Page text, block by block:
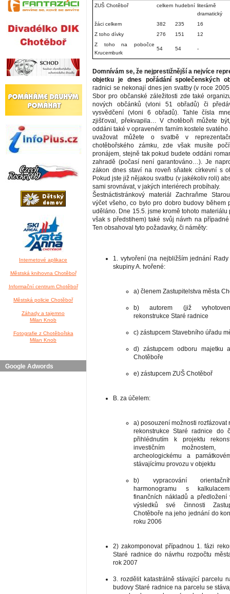
Internetové aplikace
Městská knihovna Chotěboř
Informační centrum Chotěboř
Městská policie Chotěboř
Záhady a tajemno
Milan Knob
Fotografie z Chotěbořska
Milan Knob
Google Adwords
ZUŠ Chotěboř celkem hudební literárně
dramatický
žáci celkem
382 235
16
Z toho dívky
276 151
12
Z toho na pobočce
Krucemburk
54 54 -
Domnívám se, že nejprestižnější a nejvíce
objetku je dnes pořádání společenských
radnici se nekonají dnes jen svatby (v roce
Sbor pro občanské záležitosti zde také
nových občánků (vloni 51 obřadů) či
vysvědčení (vloni 6 obřadů). Tahle čísla
zjišťoval, překvapila… V chotěboři můžete
oddáni také v opraveném farním kostele svatého
uvažovat můžete o svatbě v
chotěbořského zámku, zde však musíte
pronájem, stejně tak pokud budete oddáni
zahradě (počasí není garantováno…). Je
zákon dnes staví na roveň sňatek církevní s
Pokud jste již nějakou svatbu (v jakékoliv roli)
sami srovnávat, v jakých interiérech probíhaly.
Šestnáctistránkový materiál Zachraňme
výčet všeho, co bylo pro dobro budovy během
uděláno. Dne 15.5. jsme kromě tohoto
však s předstihem) také svůj návrh na
Ten obsahoval tyto požadavky, či náměty:
1. vytvoření (na nejbližším jednání
skupiny A. tvořené:
a) členem Zastupitelstva města
b) autorem (již
rekonstrukce Staré radnice
c) zástupcem Stavebního úřadu
d) zástupcem odboru majetku
Chotěboře
e) zástupcem ZUŠ Chotěboř
B. za účelem:
a) posouzení možnosti rozfázovat
rekonstrukce Staré radnice do
přihlédnutím k projektu
investičním možnostem,
archeologickému a
stávajícímu provozu v objektu
b) vypracování
harmonogramu s
finančních nákladů a předložení
výsledků své činnosti
Chotěboře na jeho jednání do
roku 2006
2) zakomponovat případnou 1. fázi
Staré radnice do návrhu rozpočtu
rok 2007
3. rozdělit katastrálně stávající parcelu
budovy Staré radnice na parcelu se